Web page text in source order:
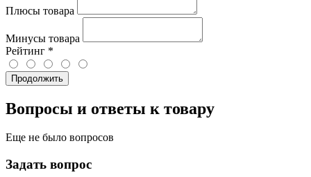
Плюсы товара
Минусы товара
Рейтинг *
Продолжить
Вопросы и ответы к товару
Еще не было вопросов
Задать вопрос